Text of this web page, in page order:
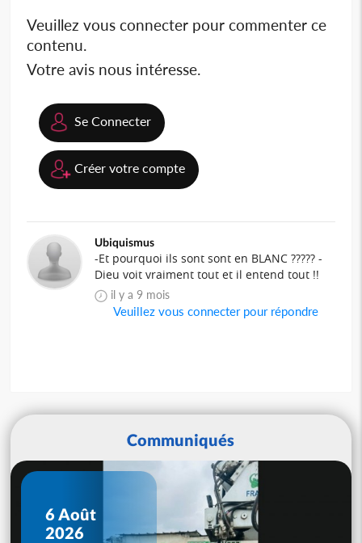
Veuillez vous connecter pour commenter ce
contenu.
Votre avis nous intéresse.
Se Connecter
Créer votre compte
Ubiquismus
-Et pourquoi ils sont sont en BLANC ????? -
Dieu voit vraiment tout et il entend tout !!
il y a 9 mois
Veuillez vous connecter pour répondre
Communiqués
6 Août
2026